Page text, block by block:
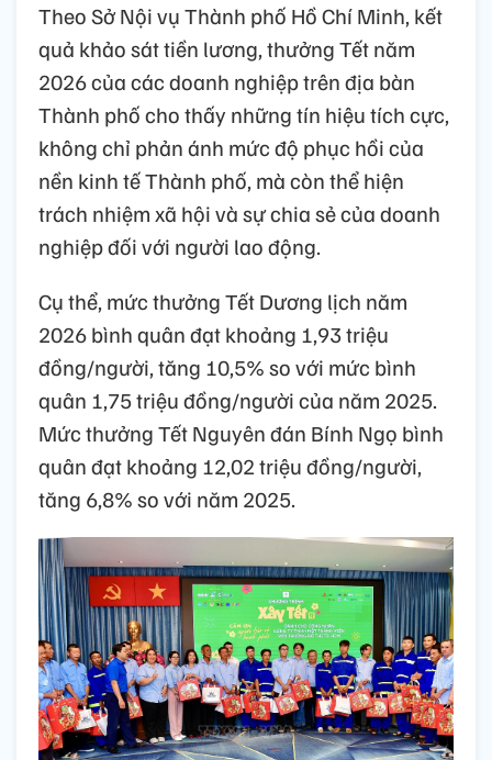
Theo Sở Nội vụ Thành phố Hồ Chí Minh, kết
quả khảo sát tiền lương, thưởng Tết năm
2026 của các doanh nghiệp trên địa bàn
Thành phố cho thấy những tín hiệu tích cực,
không chỉ phản ánh mức độ phục hồi của
nền kinh tế Thành phố, mà còn thể hiện
trách nhiệm xã hội và sự chia sẻ của doanh
nghiệp đối với người lao động.
Cụ thể, mức thưởng Tết Dương lịch năm
2026 bình quân đạt khoảng 1,93 triệu
đồng/người, tăng 10,5% so với mức bình
quân 1,75 triệu đồng/người của năm 2025.
Mức thưởng Tết Nguyên đán Bính Ngọ bình
quân đạt khoảng 12,02 triệu đồng/người,
tăng 6,8% so với năm 2025.